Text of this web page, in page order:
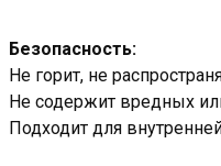
Безопасность:
Не горит, не
Не содержит вредных
Подходит для